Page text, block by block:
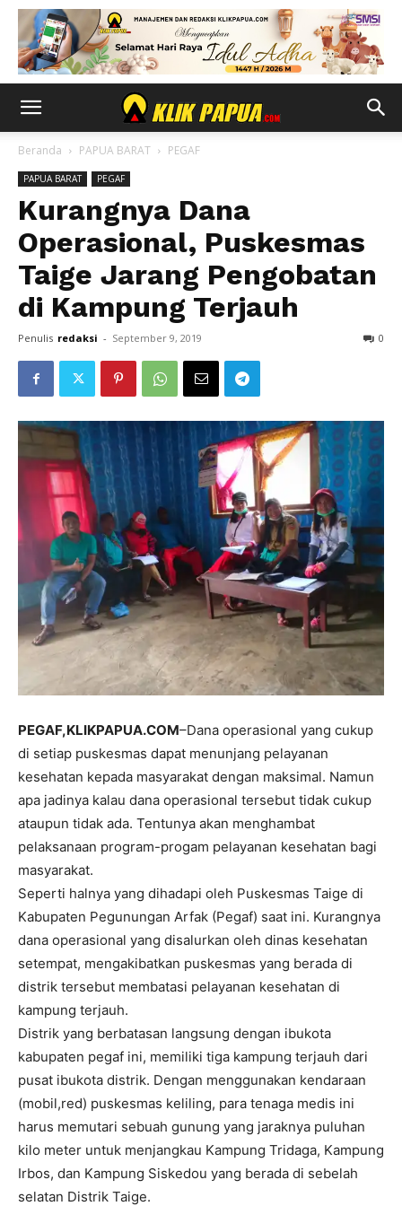
Beranda PAPUA BARAT PEGAF
PAPUA BARAT PEGAF
Kurangnya Dana
Operasional, Puskesmas
Taige Jarang Pengobatan
di Kampung Terjauh
Penulis redaksi - September 9, 2019 0
PEGAF,KLIKPAPUA.COM–Dana operasional yang cukup
di setiap puskesmas dapat menunjang pelayanan
kesehatan kepada masyarakat dengan maksimal. Namun
apa jadinya kalau dana operasional tersebut tidak cukup
ataupun tidak ada. Tentunya akan menghambat
pelaksanaan program-progam pelayanan kesehatan bagi
masyarakat.
Seperti halnya yang dihadapi oleh Puskesmas Taige di
Kabupaten Pegunungan Arfak (Pegaf) saat ini. Kurangnya
dana operasional yang disalurkan oleh dinas kesehatan
setempat, mengakibatkan puskesmas yang berada di
distrik tersebut membatasi pelayanan kesehatan di
kampung terjauh.
Distrik yang berbatasan langsung dengan ibukota
kabupaten pegaf ini, memiliki tiga kampung terjauh dari
pusat ibukota distrik. Dengan menggunakan kendaraan
(mobil,red) puskesmas keliling, para tenaga medis ini
harus memutari sebuah gunung yang jaraknya puluhan
kilo meter untuk menjangkau Kampung Tridaga, Kampung
Irbos, dan Kampung Siskedou yang berada di sebelah
selatan Distrik Taige.